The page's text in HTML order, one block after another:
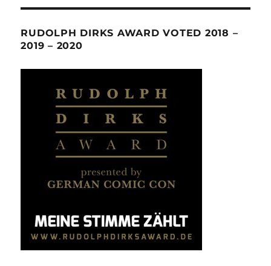
RUDOLPH DIRKS AWARD VOTED 2018 –
2019 – 2020